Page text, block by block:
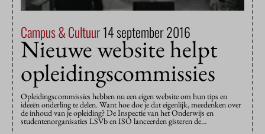
Campus & Cultuur14 september 2016
Nieuwe website helpt
opleidingscommissies
Opleidingscommissies hebben nu een eigen website om hun tips en
ideeën onderling te delen. Want hoe doe je dat eigenlijk, meedenken over
de inhoud van je opleiding? De Inspectie van het Onderwijs en
studentenorganisaties LSVb en ISO lanceerden gisteren de…